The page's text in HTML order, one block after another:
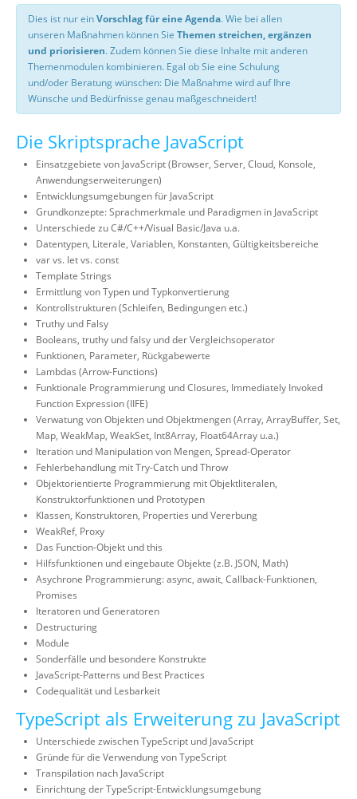
Dies ist nur einVorschlag für eine Agenda. Wie bei allen
unseren Maßnahmen können Sie Themen streichen, ergänzen
und priorisieren. Zudem können Sie diese Inhalte mit anderen
Themenmodulen kombinieren. Egal ob Sie eine Schulung
und/oder Beratung wünschen: Die Maßnahme wird auf Ihre
Wünsche und Bedürfnisse genau maßgeschneidert!
Die Skriptsprache JavaScript
Einsatzgebiete von JavaScript (Browser, Server, Cloud, Konsole,
Anwendungserweiterungen)
Entwicklungsumgebungen für JavaScript
Grundkonzepte: Sprachmerkmale und Paradigmen in JavaScript
Unterschiede zu C#/C++/Visual Basic/Java u.a.
Datentypen, Literale, Variablen, Konstanten, Gültigkeitsbereiche
var vs. let vs. const
Template Strings
Ermittlung von Typen und Typkonvertierung
Kontrollstrukturen (Schleifen, Bedingungen etc.)
Truthy und Falsy
Booleans, truthy und falsy und der Vergleichsoperator
Funktionen, Parameter, Rückgabewerte
Lambdas (Arrow-Functions)
Funktionale Programmierung und Closures, Immediately Invoked
Function Expression (IIFE)
Verwatung von Objekten und Objektmengen (Array, ArrayBuffer, Set,
Map, WeakMap, WeakSet, Int8Array, Float64Array u.a.)
Iteration und Manipulation von Mengen, Spread-Operator
Fehlerbehandlung mit Try-Catch und Throw
Objektorientierte Programmierung mit Objektliteralen,
Konstruktorfunktionen und Prototypen
Klassen, Konstruktoren, Properties und Vererbung
WeakRef, Proxy
Das Function-Objekt und this
Hilfsfunktionen und eingebaute Objekte (z.B. JSON, Math)
Asychrone Programmierung: async, await, Callback-Funktionen,
Promises
Iteratoren und Generatoren
Destructuring
Module
Sonderfälle und besondere Konstrukte
JavaScript-Patterns und Best Practices
Codequalität und Lesbarkeit
TypeScript als Erweiterung zu JavaScript
Unterschiede zwischen TypeScript und JavaScript
Gründe für die Verwendung von TypeScript
Transpilation nach JavaScript
Einrichtung der TypeScript-Entwicklungsumgebung